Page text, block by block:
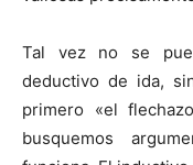
Tal vez no se
deductivo de ida,
primero «el
busquemos